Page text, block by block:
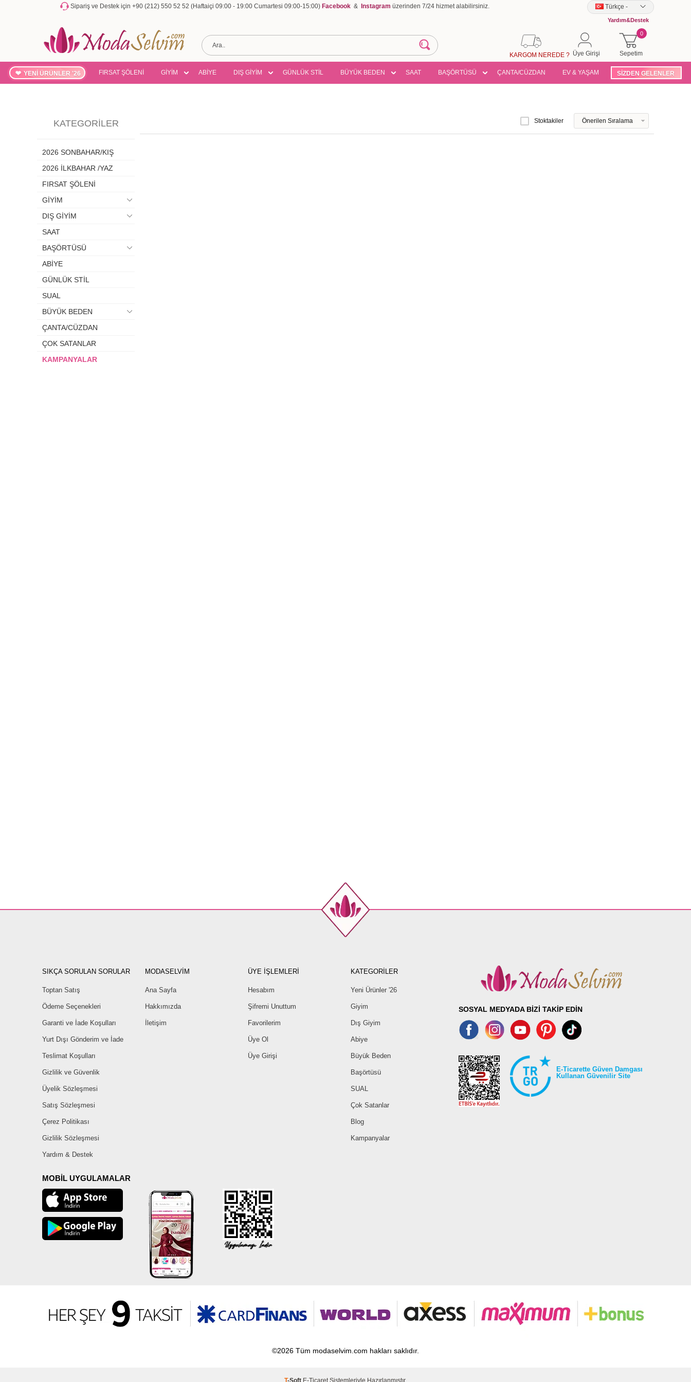
Sipariş ve Destek için +90 (212) 550 52 52 (Haftaiçi 09:00 - 19:00 Cumartesi 09:00-15:00) Facebook & Instagram üzerinden 7/24 hizmet alabilirsiniz. Türkçe -
Yardım&Destek
Sepetim
0
Üye Girişi
KARGOM NEREDE ?
YENİ ÜRÜNLER '26 FIRSAT ŞÖLENİ GİYİM ABİYE DIŞ GİYİM GÜNLÜK STİL BÜYÜK BEDEN SAAT BAŞÖRTÜSÜ ÇANTA/CÜZDAN EV & YAŞAM SİZDEN GELENLER
KATEGORILER
2026 SONBAHAR/KIŞ
2026 İLKBAHAR /YAZ
FIRSAT ŞÖLENİ
GİYİM
DIŞ GİYİM
SAAT
BAŞÖRTÜSÜ
ABİYE
GÜNLÜK STİL
SUAL
BÜYÜK BEDEN
ÇANTA/CÜZDAN
ÇOK SATANLAR
KAMPANYALAR
Stoktakiler
SIKÇA SORULAN SORULAR
Toptan Satış
Ödeme Seçenekleri
Garanti ve İade Koşulları
Yurt Dışı Gönderim ve İade
Teslimat Koşulları
Gizlilik ve Güvenlik
Üyelik Sözleşmesi
Satış Sözleşmesi
Çerez Politikası
Gizlilik Sözleşmesi
Yardım & Destek
MODASELVİM
Ana Sayfa
Hakkımızda
İletişim
ÜYE İŞLEMLERİ
Hesabım
Şifremi Unuttum
Favorilerim
Üye Ol
Üye Girişi
KATEGORİLER
Yeni Ürünler '26
Giyim
Dış Giyim
Abiye
Büyük Beden
Başörtüsü
SUAL
Çok Satanlar
Blog
Kampanyalar
MOBİL UYGULAMALAR
SOSYAL MEDYADA BİZİ TAKİP EDİN
E-Ticarette Güven Damgası
Kullanan Güvenilir Site
©2026 Tüm modaselvim.com hakları saklıdır.
T-Soft E-Ticaret Sistemleriyle Hazırlanmıştır.